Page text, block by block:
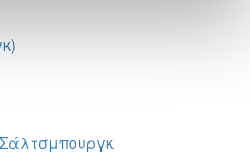
Σάλτσμπουργκ